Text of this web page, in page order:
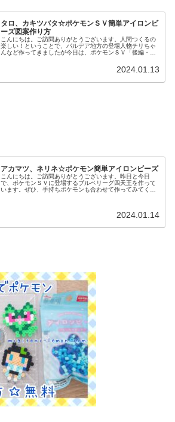
タロ、カキツバタ☆ポケモンＳＶ簡単アイロンビ
ーズ図案作り方
こんにちは。ご訪問ありがとうございます。人間つくるの
楽しい！ということで、パルデア地方の登場人物チリちゃ
んなど作ってきましたが今日は、ポケモンＳＶ「後編・藍
2024.01.13
アカマツ、ネリネ☆ポケモン簡単アイロンビーズ
こんにちは。ご訪問ありがとうございます。昨日と今日
で、ポケモンＳＶに登場するブルベリーグ四天王を作って
います。ぜひ、手持ちポケモンも合わせて作ってみてくだ
2024.01.14